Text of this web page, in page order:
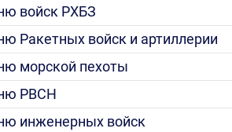
войск РХБЗ
Ракетных войск и артиллерии
морской пехоты
РВСН
инженерных войск